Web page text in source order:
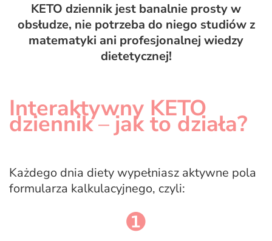
KETO dziennik jest banalnie prosty w
obsłudze, nie potrzeba do niego studiów z
matematyki ani profesjonalnej wiedzy
dietetycznej!
Interaktywny KETO
dziennik–jak to działa?
Każdego dnia diety wypełniasz aktywne pola
formularza kalkulacyjnego, czyli:
❶